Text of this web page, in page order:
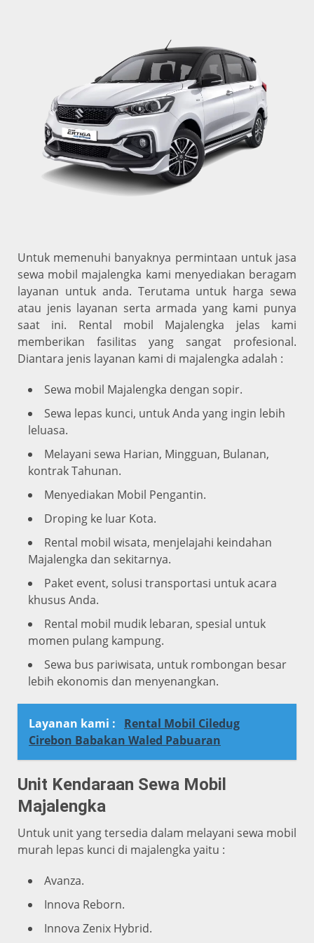
Untuk memenuhi banyaknya permintaan untuk jasa
sewa mobil majalengka kami menyediakan beragam
layanan untuk anda. Terutama untuk harga sewa
atau jenis layanan serta armada yang kami punya
saat ini. Rental mobil Majalengka jelas kami
memberikan fasilitas yang sangat profesional.
Diantara jenis layanan kami di majalengka adalah :
Sewa mobil Majalengka dengan sopir.
Sewa lepas kunci, untuk Anda yang ingin lebih
leluasa.
Melayani sewa Harian, Mingguan, Bulanan,
kontrak Tahunan.
Menyediakan Mobil Pengantin.
Droping ke luar Kota.
Rental mobil wisata, menjelajahi keindahan
Majalengka dan sekitarnya.
Paket event, solusi transportasi untuk acara
khusus Anda.
Rental mobil mudik lebaran, spesial untuk
momen pulang kampung.
Sewa bus pariwisata, untuk rombongan besar
lebih ekonomis dan menyenangkan.
Layanan kami :
Rental Mobil Ciledug
Cirebon Babakan Waled Pabuaran
Unit Kendaraan Sewa Mobil
Majalengka
Untuk unit yang tersedia dalam melayani sewa mobil
murah lepas kunci di majalengka yaitu :
Avanza.
Innova Reborn.
Innova Zenix Hybrid.